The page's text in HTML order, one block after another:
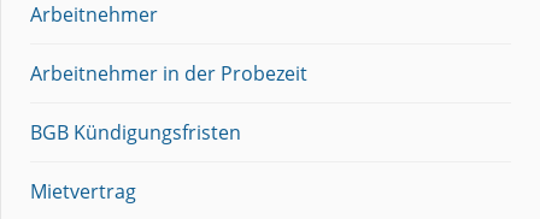
Arbeitnehmer
Arbeitnehmer in der Probezeit
BGB Kündigungsfristen
Mietvertrag